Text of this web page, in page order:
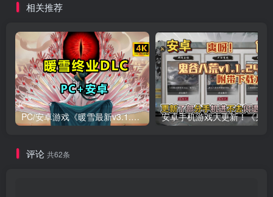
相关推荐
PC/安卓游戏《暖雪最新v3.1.0.1》终业DLC整合版！
评论 共62条